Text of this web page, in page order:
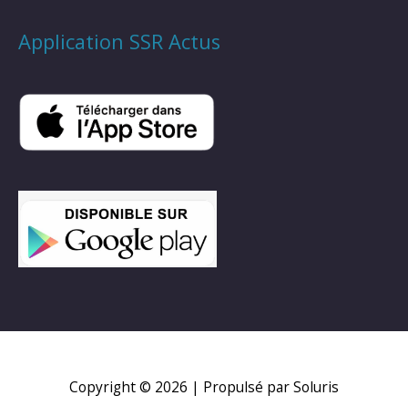
Application SSR Actus
Copyright © 2026 | Propulsé par Soluris